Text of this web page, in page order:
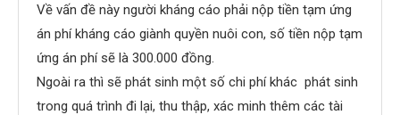
Về vấn đề này người kháng cáo phải nộp tiền tạm ứng
án phí kháng cáo giành quyền nuôi con, số tiền nộp tạm
ứng án phí sẽ là 300.000 đồng.
Ngoài ra thì sẽ phát sinh một số chi phí khác phát sinh
trong quá trình đi lại, thu thập, xác minh thêm các tài